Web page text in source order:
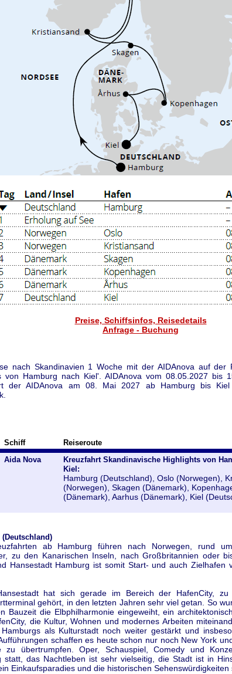
Preise, Schiffsinfos, Reisedetails
Anfrage - Buchung
nach Skandinavien 1 Woche mit der AIDAnova auf der
von Hamburg nach Kiel'. AIDAnova vom 08.05.2027 bis
der AIDAnova am 08. Mai 2027 ab Hamburg bis
Schiff Reiseroute
Aida Nova
Kreuzfahrt Skandinavische Highlights von
Kiel:
Hamburg (Deutschland), Oslo (Norwegen),
(Norwegen), Skagen (Dänemark),
(Dänemark), Aarhus (Dänemark), Kiel
(Deutschland)
ab Hamburg führen nach Norwegen, rund
zu den Kanarischen Inseln, nach Großbritannien oder
Hansestadt Hamburg ist somit Start- und auch Zielhafen
hat sich gerade im Bereich der HafenCity,
gehört, in den letzten Jahren sehr viel getan. So
Bauzeit die Elbphilharmonie eingeweiht, ein
die Kultur, Wohnen und modernes Arbeiten
als Kulturstadt noch weiter gestärkt und
schaffen es heute schon nur noch New York
zu übertrumpfen. Oper, Schauspiel, Comedy und
statt, das Nachtleben ist sehr vielseitig, die Stadt ist in
Einkaufsparadies und die historischen Sehenswürdigkeiten